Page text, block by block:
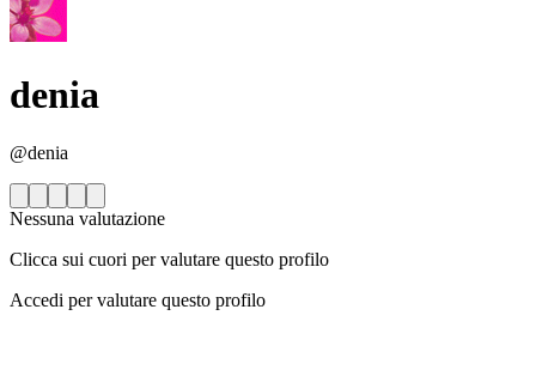
denia
@denia
Nessuna valutazione
Clicca sui cuori per valutare questo profilo
Accedi per valutare questo profilo